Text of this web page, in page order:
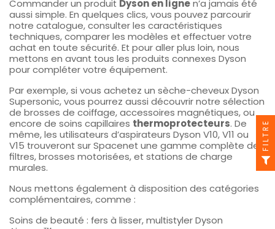
Commander un produit Dyson en lignen’a jamais été
aussi simple. En quelques clics, vous pouvez parcourir
notre catalogue, consulter les caractéristiques
techniques, comparer les modèles et effectuer votre
achat en toute sécurité. Et pour aller plus loin, nous
mettons en avant tous les produits connexes Dyson
pour compléter votre équipement.
Par exemple, si vous achetez un sèche-cheveux Dyson
Supersonic, vous pourrez aussi découvrir notre sélection
de brosses de coiffage, accessoires magnétiques, ou
encore de soins capillaires thermoprotecteurs. De
même, les utilisateurs d’aspirateurs Dyson V10, V11 ou
V15 trouveront sur Spacenet une gamme complète de
filtres, brosses motorisées, et stations de charge
murales.
Nous mettons également à disposition des catégories
complémentaires, comme :
Soins de beauté : fers à lisser, multistyler Dyson
FILTRE